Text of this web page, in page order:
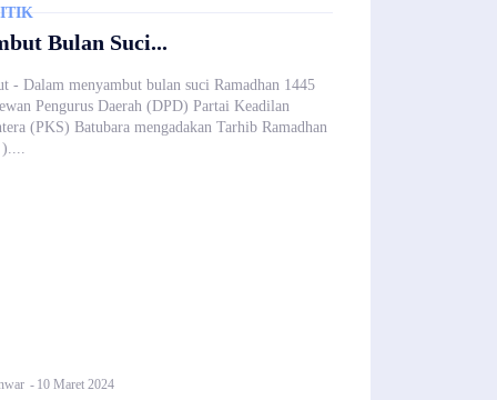
Bulan Suci...
- Dalam menyambut bulan suci Ramadhan 1445
Pengurus Daerah (DPD) Partai Keadilan
(PKS) Batubara mengadakan Tarhib Ramadhan
- 10 Maret 2024